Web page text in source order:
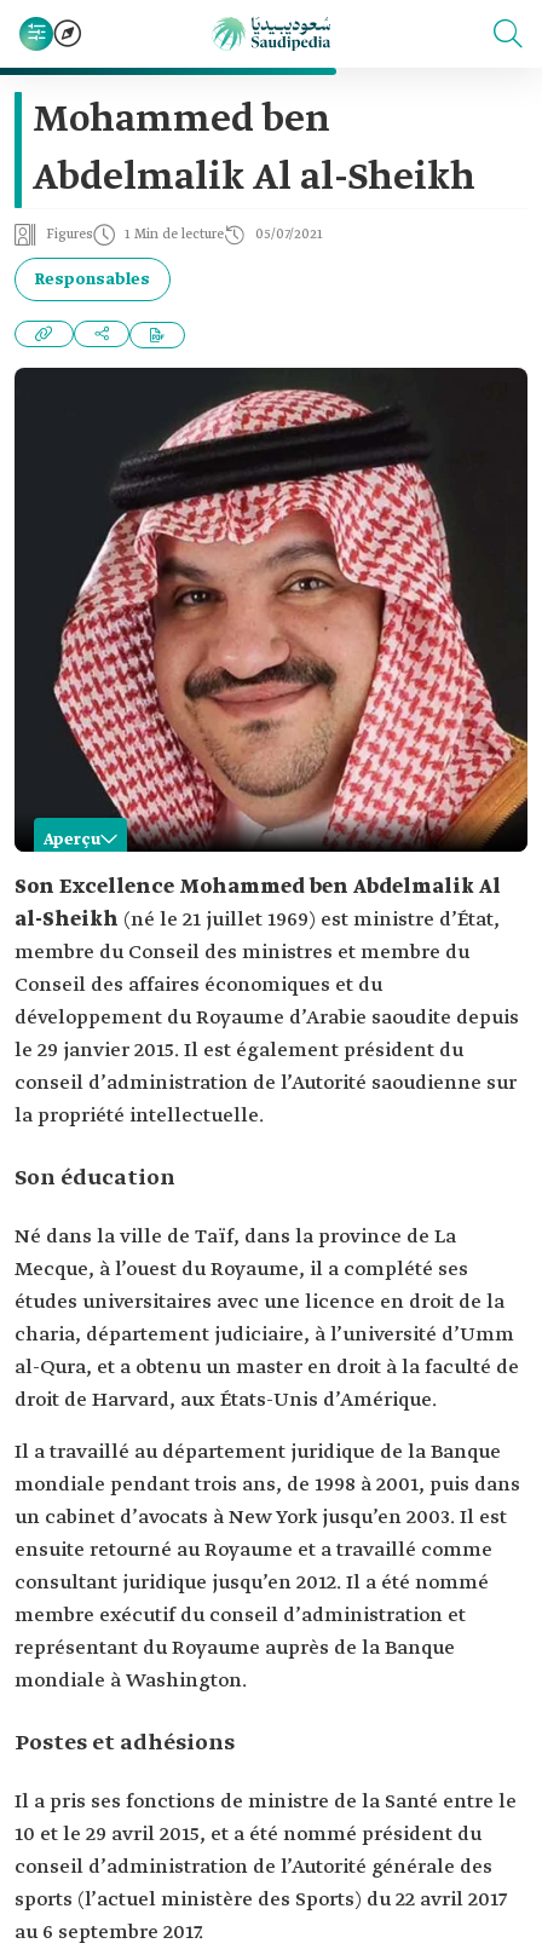
Mohammed ben
Abdelmalik Al al-Sheikh
Figures 1 Min de lecture 05/07/2021
Responsables
Aperçu
Mohammed ben Abdelmalik Al al-Sheikh
Nom
Mohammed ben Abdelmalik Al al-Sheikh Date de
naissance
Lieu de
naissance
ville de Taïf, la province de La Mecque.
Fonctions
actuelles
Ministre d'État, membre du Conseil des
ministres.
Membre du ‏Conseil des affaires économiques et
Éducation
Licence en droit de la charia à ‏l'université d'Umm
Master en droit à la faculté de droit de Harvard,
aux États-Unis d'Amérique.
Son Excellence Mohammed ben Abdelmalik Al
al-Sheikh (né le 21 juillet 1969) est ministre d’État,
membre du Conseil des ministres et membre du
Conseil des affaires économiques et du
développement du Royaume d’Arabie saoudite depuis
le 29 janvier 2015. Il est également président du
conseil d’administration de l’Autorité saoudienne sur
la propriété intellectuelle.
Son éducation
Né dans la ville de Taïf, dans la province de La
Mecque, à l’ouest du Royaume, il a complété ses
études universitaires avec une licence en droit de la
charia, département judiciaire, à l’université d’Umm
al-Qura, et a obtenu un master en droit à la faculté de
droit de Harvard, aux États-Unis d’Amérique.
Il a travaillé au département juridique de la Banque
mondiale pendant trois ans, de 1998 à 2001, puis dans
un cabinet d’avocats à New York jusqu’en 2003. Il est
ensuite retourné au Royaume et a travaillé comme
consultant juridique jusqu’en 2012. Il a été nommé
membre exécutif du conseil d’administration et
représentant du Royaume auprès de la Banque
mondiale à Washington.
Postes et adhésions
Il a pris ses fonctions de ministre de la Santé entre le
10 et le 29 avril 2015, et a été nommé président du
conseil d’administration de l’Autorité générale des
sports (l’actuel ministère des Sports) du 22 avril 2017
au 6 septembre 2017.